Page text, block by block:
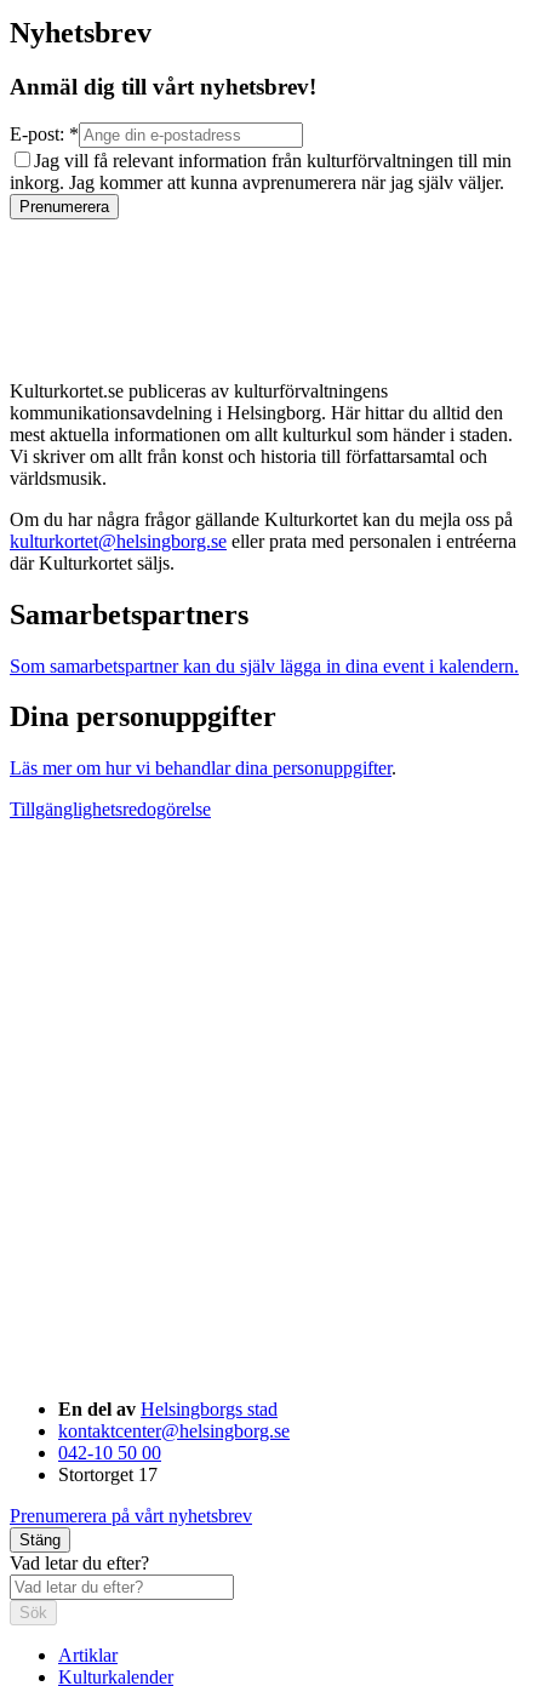
Nyhetsbrev
Anmäl dig till vårt nyhetsbrev!
E-post: *
Jag vill få relevant information från kulturförvaltningen till min
inkorg. Jag kommer att kunna avprenumerera när jag själv väljer.
Prenumerera
Kulturkortet.se publiceras av kulturförvaltningens
kommunikationsavdelning i Helsingborg. Här hittar du alltid den
mest aktuella informationen om allt kulturkul som händer i staden.
Vi skriver om allt från konst och historia till författarsamtal och
världsmusik.
Om du har några frågor gällande Kulturkortet kan du mejla oss på
kulturkortet@helsingborg.se eller prata med personalen i entréerna
där Kulturkortet säljs.
Samarbetspartners
Som samarbetspartner kan du själv lägga in dina event i kalendern.
Dina personuppgifter
Läs mer om hur vi behandlar dina personuppgifter.
Tillgänglighetsredogörelse
En del av Helsingborgs stad
kontaktcenter@helsingborg.se
042-10 50 00
Stortorget 17
Prenumerera på vårt nyhetsbrev
Stäng
Vad letar du efter?
Sök
Artiklar
Kulturkalender